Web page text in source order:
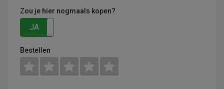
Zou je hier nogmaals kopen?
JA
Bestellen